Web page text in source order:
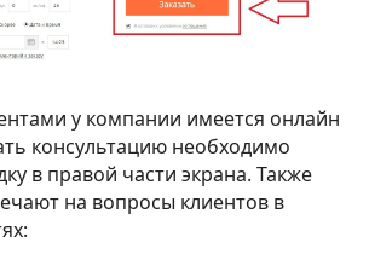
у компании имеется онлайн
консультацию необходимо
в правой части экрана. Также
на вопросы клиентов в